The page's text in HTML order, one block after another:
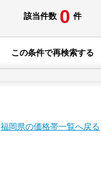
該当件数 0 件
この条件で再検索する
福岡県の価格帯一覧へ戻る